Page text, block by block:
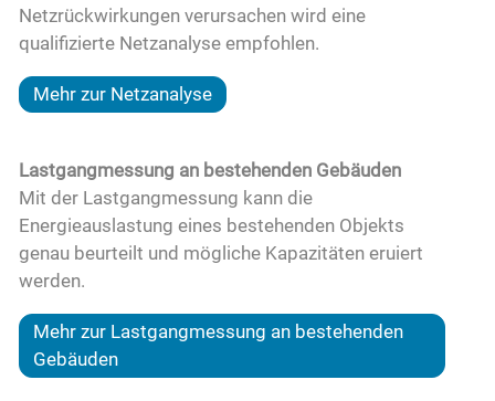
Netzrückwirkungen verursachen wird eine
qualifizierte Netzanalyse empfohlen.
Mehr zur Netzanalyse
Lastgangmessung an bestehenden Gebäuden
Mit der Lastgangmessung kann die
Energieauslastung eines bestehenden Objekts
genau beurteilt und mögliche Kapazitäten eruiert
werden.
Mehr zur Lastgangmessung an bestehenden
Gebäuden